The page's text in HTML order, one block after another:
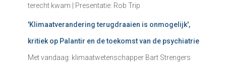
terecht kwam | Presentatie: Rob Trip
'Klimaatverandering terugdraaien is onmogelijk',
kritiek op Palantir en de toekomst van de psychiatrie
Met vandaag: klimaatwetenschapper Bart Strengers